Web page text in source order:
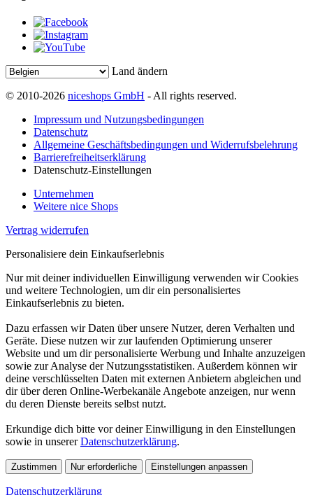
Land ändern
© 2010-2026 niceshops GmbH - All rights reserved.
Impressum und Nutzungsbedingungen
Datenschutz
Allgemeine Geschäftsbedingungen und Widerrufsbelehrung
Barrierefreiheitserklärung
Datenschutz-Einstellungen
Unternehmen
Weitere nice Shops
Vertrag widerrufen
Personalisiere dein Einkaufserlebnis
Nur mit deiner individuellen Einwilligung verwenden wir Cookies
und weitere Technologien, um dir ein personalisiertes
Einkaufserlebnis zu bieten.
Dazu erfassen wir Daten über unsere Nutzer, deren Verhalten und
Geräte. Diese nutzen wir zur laufenden Optimierung unserer
Website und um dir personalisierte Werbung und Inhalte anzuzeigen
sowie zur Analyse der Nutzungsstatistiken. Außerdem können wir
deine verschlüsselten Daten mit externen Anbietern abgleichen und
dir über deren Online-Werbekanäle Angebote anzeigen, nur wenn
du deren Dienste bereits selbst nutzt.
Erkundige dich bitte vor deiner Einwilligung in den Einstellungen
sowie in unsererDatenschutzerklärung.
Zustimmen Nur erforderliche Einstellungen anpassen
Datenschutzerklärung